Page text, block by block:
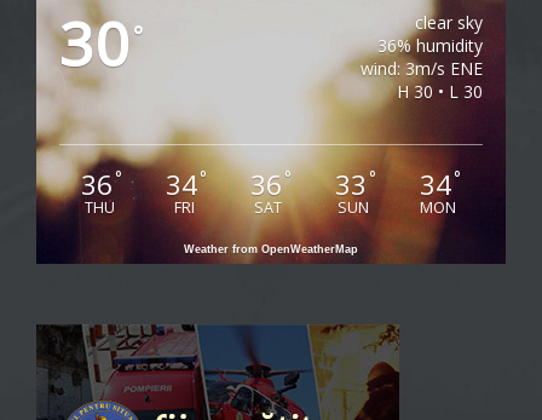
30°
clear sky
36% humidity
wind: 3m/s ENE
H 30 • L 30
36°
THU
34°
FRI
36°
SAT
33°
SUN
34°
MON
Weather from OpenWeatherMap